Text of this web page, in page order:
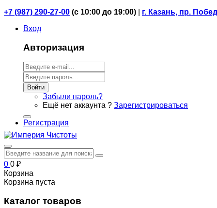
+7 (987) 290-27-00 (с 10:00 до 19:00)
г. Казань, пр.
Вход
Авторизация
Войти
Забыли пароль?
Ещё нет аккаунта ? Зарегистрироваться
Регистрация
0 0 ₽
Корзина
Корзина пуста
Каталог товаров